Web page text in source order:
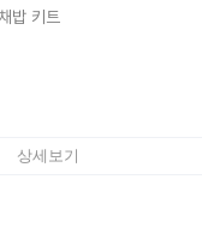
밥 키트
상세보기